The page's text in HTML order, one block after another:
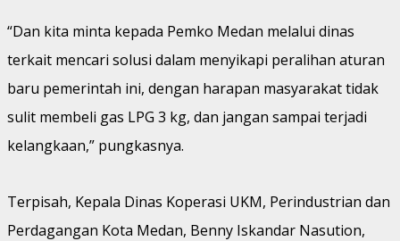
“Dan kita minta kepada Pemko Medan melalui dinas
terkait mencari solusi dalam menyikapi peralihan aturan
baru pemerintah ini, dengan harapan masyarakat tidak
sulit membeli gas LPG 3 kg, dan jangan sampai terjadi
kelangkaan,” pungkasnya.
Terpisah, Kepala Dinas Koperasi UKM, Perindustrian dan
Perdagangan Kota Medan, Benny Iskandar Nasution,